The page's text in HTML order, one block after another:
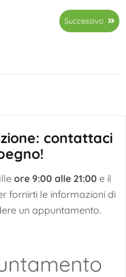
Successivo
contattaci
ore 9:00 alle 21:00 e il
fornirti le informazioni di
un appuntamento.